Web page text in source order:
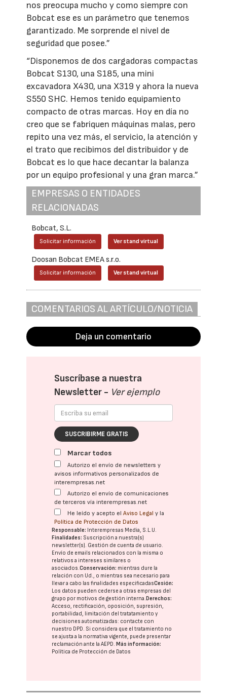
nos preocupa mucho y como siempre con
Bobcat ese es un parámetro que tenemos
garantizado. Me sorprende el nivel de
seguridad que posee.”
“Disponemos de dos cargadoras compactas
Bobcat S130, una S185, una mini
excavadora X430, una X319 y ahora la nueva
S550 SHC. Hemos tenido equipamiento
compacto de otras marcas. Hoy en día no
creo que se fabriquen máquinas malas, pero
repito una vez más, el servicio, la atención y
el trato que recibimos del distribuidor y de
Bobcat es lo que hace decantar la balanza
por un equipo profesional y una gran marca.”
EMPRESAS O ENTIDADES
RELACIONADAS
Bobcat, S.L.
Solicitar información Ver stand virtual
Doosan Bobcat EMEA s.r.o.
Solicitar información Ver stand virtual
COMENTARIOS AL ARTÍCULO/NOTICIA
Deja un comentario
Suscríbase a nuestra
Newsletter - Ver ejemplo
SUSCRIBIRME GRATIS
Marcar todos
Autorizo el envío de newsletters y
avisos informativos personalizados de
interempresas.net
Autorizo el envío de comunicaciones
de terceros vía interempresas.net
He leído y acepto elAviso Legal y la
Política de Protección de Datos
Responsable: Interempresas Media, S.L.U.
Finalidades: Suscripción a nuestra(s)
newsletter(s). Gestión de cuenta de usuario.
Envío de emails relacionados con la misma o
relativos a intereses similares o
asociados.Conservación: mientras dure la
relación con Ud., o mientras sea necesario para
llevar a cabo las finalidades especificadasCesión:
Los datos pueden cederse a otras empresas del
grupo por motivos de gestión interna. Derechos:
Acceso, rectificación, oposición, supresión,
portabilidad, limitación del tratatamiento y
decisiones automatizadas: contacte con
nuestro DPD. Si considera que el tratamiento no
se ajusta a la normativa vigente, puede presentar
reclamación ante laAEPD. Más información:
Política de Protección de Datos